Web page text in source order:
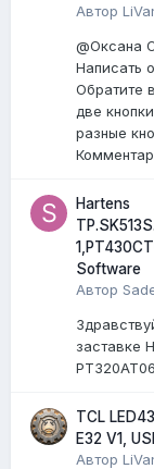
Автор
@Оксана
Написать
Обратите
две
разные
Hartens
Software
Автор
заставке
TCL
E32 V1,
Автор